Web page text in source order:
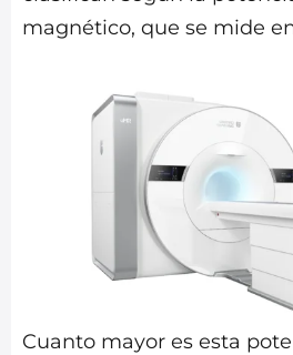
magnético, que se mide
Cuanto mayor es esta